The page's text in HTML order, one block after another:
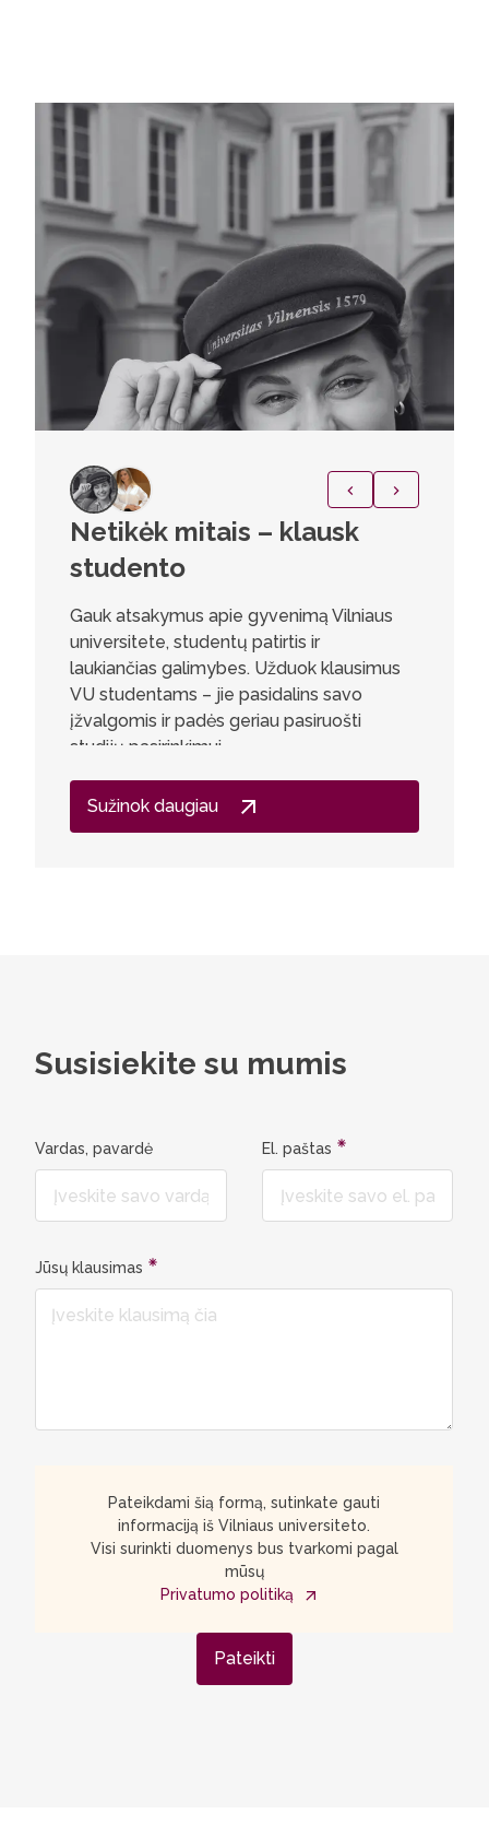
medicinos aplinką, jiems siūlomos
įvairios savanorystės bei papildomos
veiklos – nuo dalyvavimo mokslinių
tyrimų tinkluose ir mentorystės
programose iki savanoriškų klinikinių
praktikų, leidžiančių jau studijų metu
pajusti ligoninės aplinką. Medicinos
studijos VU – tai vieta, kurioje auga
atsakingi, smalsūs ir visuomenei
įsipareigoję būsimi medicinos
profesionalai.
Netikėk mitais – klausk
studento
Gauk atsakymus apie gyvenimą Vilniaus
universitete, studentų patirtis ir
laukiančias galimybes. Užduok klausimus
VU studentams – jie pasidalins savo
įžvalgomis ir padės geriau pasiruošti
studijų pasirinkimui.
Sužinok daugiau
Susisiekite su mumis
Vardas, pavardė El. paštas
Jūsų klausimas
Pateikdami šią formą, sutinkate gauti
informaciją iš Vilniaus universiteto.
Visi surinkti duomenys bus tvarkomi pagal
mūsų
Privatumo politiką
Pateikti